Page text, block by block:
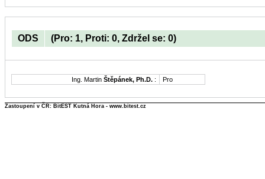
ODS (Pro: 1, Proti: 0, Zdržel se: 0)
Ing. Martin Štěpánek, Ph.D. : Pro
Zastoupení v ČR: BitEST Kutná Hora - www.bitest.cz